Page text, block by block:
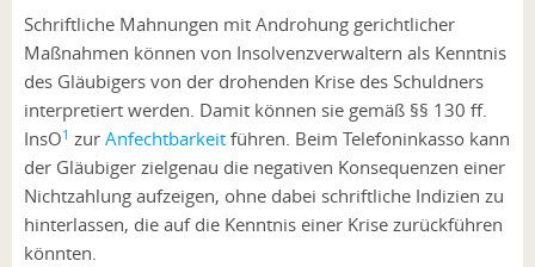
Schriftliche Mahnungen mit Androhung gerichtlicher
Maßnahmen können von Insolvenzverwaltern als Kenntnis
des Gläubigers von der drohenden Krise des Schuldners
interpretiert werden. Damit können sie gemäß §§ 130 ff.
InsO1 zur Anfechtbarkeit führen. Beim Telefoninkasso kann
der Gläubiger zielgenau die negativen Konsequenzen einer
Nichtzahlung aufzeigen, ohne dabei schriftliche Indizien zu
hinterlassen, die auf die Kenntnis einer Krise zurückführen
könnten.